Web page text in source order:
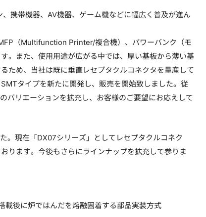
携帯機器、AV機器、ゲーム機などに幅広く普及が進ん
（Multifunction Printer/複合機）、パワーバンク（モ
。また、使用用途が広がる中では、厚い基板から薄い基
ため、当社は既に垂直レセプタクルコネクタを量産して
タイプを新たに開発し、販売を開始致しました。従
バリエーションを拡充し、お客様のご要望にお応えして
現在「DX07シリーズ」としてレセプタクルコネク
ります。今後もさらにラインナップを拡充して参りま
後に炉ではんだを熔融固着する部品実装方式